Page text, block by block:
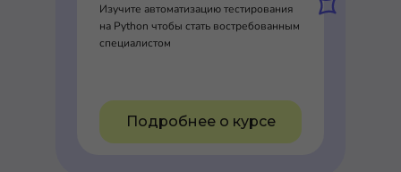
Изучите автоматизацию тестирования
на Python чтобы стать востребованным
специалистом
Подробнее о курсе